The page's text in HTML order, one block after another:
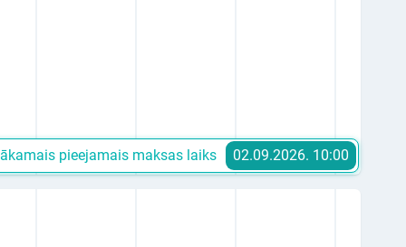
pieejamais maksas laiks 02.09.2026. 10:00